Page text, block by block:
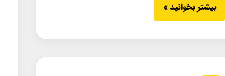
بیشتر بخوانید »